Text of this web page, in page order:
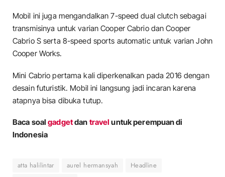
Mobil ini juga mengandalkan 7-speed dual clutch sebagai
transmisinya untuk varian Cooper Cabrio dan Cooper
Cabrio S serta 8-speed sports automatic untuk varian John
Cooper Works.
Mini Cabrio pertama kali diperkenalkan pada 2016 dengan
desain futuristik. Mobil ini langsung jadi incaran karena
atapnya bisa dibuka tutup.
Baca soalgadgetdan travel untuk perempuan di
Indonesia
atta halilintar aurel hermansyah
Headline